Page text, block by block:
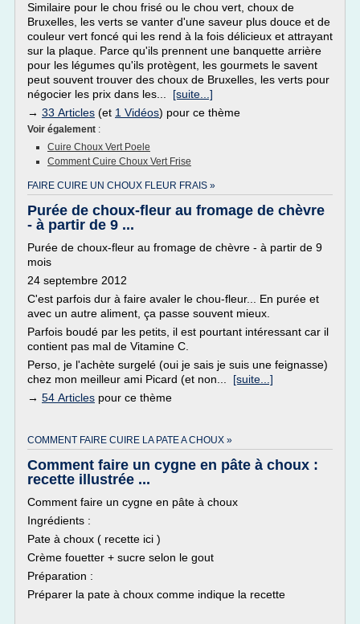
Similaire pour le chou frisé ou le chou vert, choux de
Bruxelles, les verts se vanter d'une saveur plus douce et de
couleur vert foncé qui les rend à la fois délicieux et attrayant
sur la plaque. Parce qu'ils prennent une banquette arrière
pour les légumes qu'ils protègent, les gourmets le savent
peut souvent trouver des choux de Bruxelles, les verts pour
négocier les prix dans les... [suite...]
→ 33 Articles (et 1 Vidéos) pour ce thème
Voir également :
Cuire Choux Vert Poele
Comment Cuire Choux Vert Frise
FAIRE CUIRE UN CHOUX FLEUR FRAIS »
Purée de choux-fleur au fromage de chèvre
- à partir de 9 ...
Purée de choux-fleur au fromage de chèvre - à partir de 9
mois
24 septembre 2012
C'est parfois dur à faire avaler le chou-fleur... En purée et
avec un autre aliment, ça passe souvent mieux.
Parfois boudé par les petits, il est pourtant intéressant car il
contient pas mal de Vitamine C.
Perso, je l'achète surgelé (oui je sais je suis une feignasse)
chez mon meilleur ami Picard (et non... [suite...]
→ 54 Articles pour ce thème
COMMENT FAIRE CUIRE LA PATE A CHOUX »
Comment faire un cygne en pâte à choux :
recette illustrée ...
Comment faire un cygne en pâte à choux
Ingrédients :
Pate à choux ( recette ici )
Crème fouetter + sucre selon le gout
Préparation :
Préparer la pate à choux comme indique la recette